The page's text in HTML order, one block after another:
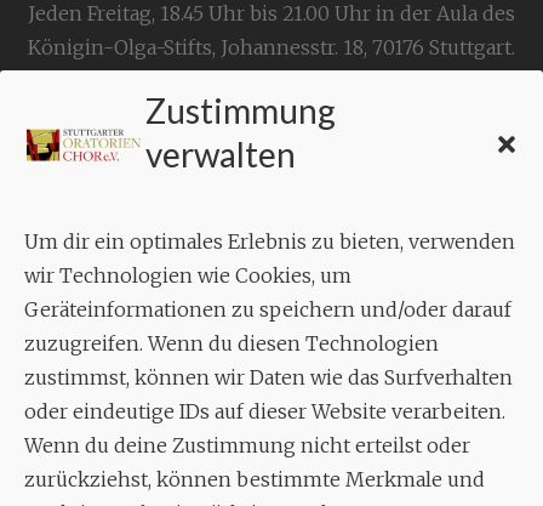
Zustimmung
verwalten
Um dir ein optimales Erlebnis zu bieten, verwenden
wir Technologien wie Cookies, um
Geräteinformationen zu speichern und/oder darauf
zuzugreifen. Wenn du diesen Technologien
zustimmst, können wir Daten wie das Surfverhalten
oder eindeutige IDs auf dieser Website verarbeiten.
Wenn du deine Zustimmung nicht erteilst oder
zurückziehst, können bestimmte Merkmale und
Jeden Freitag, 18.45 Uhr bis 21.00 Uhr in der Aula des
Königin-Olga-Stifts, Johannesstr. 18, 70176 Stuttgart.
KONTAKT
Geschäftsstelle:
Aixheimer Str. 18
70619 Stuttgart
MUSIK
Musikalischer Leiter:
Enrico Trummer
Tel.+49 (0)177 / 34 23 57 1